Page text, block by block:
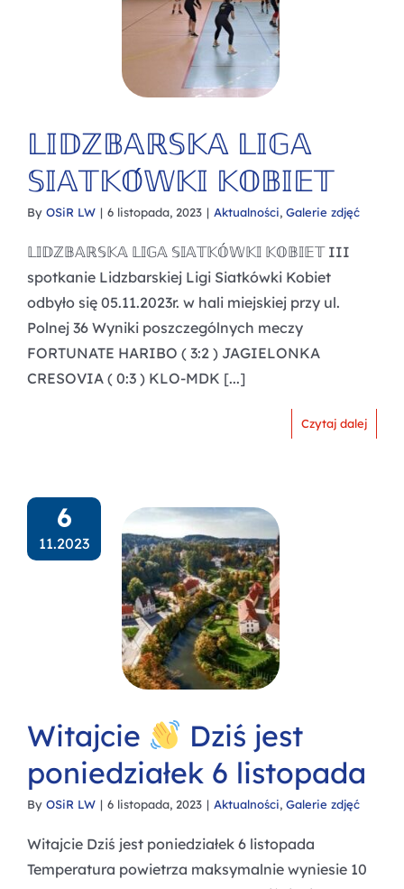
𝕃𝕀𝔻ℤ𝔹𝔸ℝ𝕊𝕂𝔸 𝕃𝕀𝔾𝔸
𝕊𝕀𝔸𝕋𝕂𝕆́𝕎𝕂𝕀 𝕂𝕆𝔹𝕀𝔼𝕋
By OSiR LW | 6 listopada, 2023 | Aktualności, Galerie zdjęć
𝕃𝕀𝔻ℤ𝔹𝔸ℝ𝕊𝕂𝔸 𝕃𝕀𝔾𝔸 𝕊𝕀𝔸𝕋𝕂𝕆́𝕎𝕂𝕀 𝕂𝕆𝔹𝕀𝔼𝕋 III
spotkanie Lidzbarskiej Ligi Siatkówki Kobiet
odbyło się 05.11.2023r. w hali miejskiej przy ul.
Polnej 36 Wyniki poszczególnych meczy
FORTUNATE HARIBO ( 3:2 ) JAGIELONKA
CRESOVIA ( 0:3 ) KLO-MDK [...]
Czytaj dalej
6
11.2023
Witajcie
Dziś jest
poniedziałek 6 listopada
By OSiR LW | 6 listopada, 2023 | Aktualności, Galerie zdjęć
Witajcie Dziś jest poniedziałek 6 listopada
Temperatura powietrza maksymalnie wyniesie 10